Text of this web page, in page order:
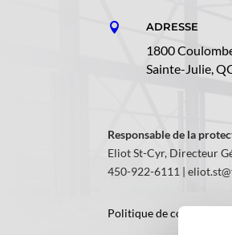
 ADRESSE
1800
Sainte-Julie,
Responsable de la
Eliot St-Cyr, Directeur
450-922-6111 |
Politique de